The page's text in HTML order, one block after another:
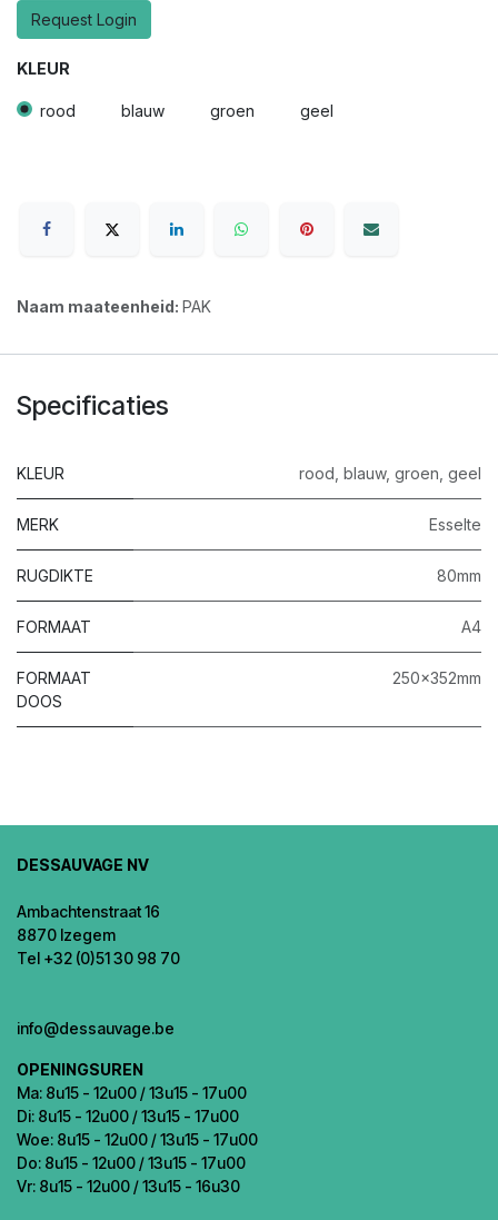
Request Login
KLEUR
rood blauw groen geel
Naam maateenheid: PAK
Specificaties
KLEUR rood blauw, groen geel
MERK Esselte
RUGDIKTE 80mm
FORMAAT A4
FORMAAT
DOOS
250x352mm
DESSAUVAGE NV
Ambachtenstraat 16
8870 Izegem
Tel +32 (0)51 30 98 70
info@dessauvage.be
OPENINGSUREN
Ma: 8u15 - 12u00 / 13u15 - 17u00
Di: 8u15 - 12u00 / 13u15 - 17u00
Woe: 8u15 - 12u00 / 13u15 - 17u00
Do: 8u15 - 12u00 / 13u15 - 17u00
Vr: 8u15 - 12u00 / 13u15 - 16u30